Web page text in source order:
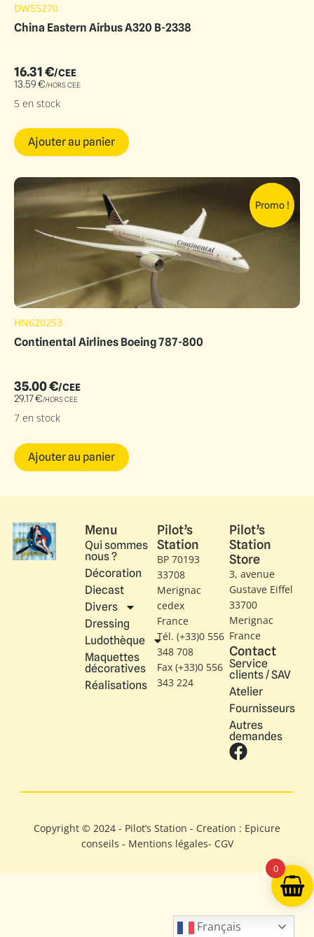
DW55270
China Eastern Airbus A320 B-2338
16.31€/CEE
13.59€/HORS CEE
5 en stock
Ajouter au panier
Promo !
HN620253
Continental Airlines Boeing 787-800
35.00€/CEE
29.17€/HORS CEE
7 en stock
Ajouter au panier
Menu
Qui sommes
nous ?
Décoration
Diecast
Divers
Dressing
Ludothèque
Maquettes
décoratives
Réalisations
Pilot’s
Station
BP 70193
33708
Merignac
cedex
France
Tél. (+33)0 556
348 708
Fax (+33)0 556
343 224
Pilot’s
Station
Store
3, avenue
Gustave Eiffel​
33700
Merignac
France
Contact
Service
clients / SAV
Atelier
Fournisseurs
Autres
demandes
Copyright © 2024 - Pilot’s Station - Creation : Epicure
conseils - Mentions légales- CGV
Français
0